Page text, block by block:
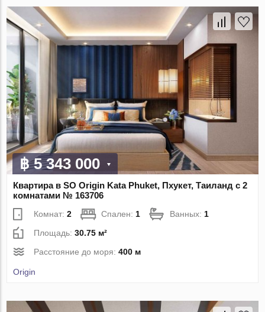
฿ 5 343 000
Квартира в SO Origin Kata Phuket, Пхукет, Таиланд с 2
комнатами № 163706
Комнат:2 Спален: 1 Ванных: 1
Площадь:30.75 м²
Расстояние до моря:400 м
Origin